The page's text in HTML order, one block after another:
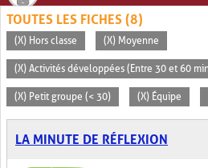
TOUTES LES FICHES (8)
(X) Hors classe (X) Moyenne
(X) Activités développées (Entre 30 et 60
(X) Petit groupe (< 30) (X) Équipe
LA MINUTE DE RÉFLEXION